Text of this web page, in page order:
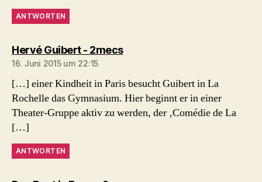
ANTWORTEN
Hervé Guibert - 2mecssagt:
16. Juni 2015 um 22:15
[…] einer Kindheit in Paris besucht Guibert in La
Rochelle das Gymnasium. Hier beginnt er in einer
Theater-Gruppe aktiv zu werden, der ‚Comédie de La
[…]
ANTWORTEN